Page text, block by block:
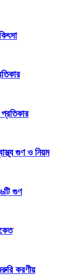
গুণ ও নিয়ম
গুণ
করণীয়